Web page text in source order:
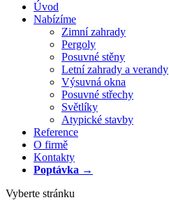
Úvod
Nabízíme
Zimní zahrady
Pergoly
Posuvné stěny
Letní zahrady a verandy
Výsuvná okna
Posuvné střechy
Světlíky
Atypické stavby
Reference
O firmě
Kontakty
Poptávka →
Vyberte stránku